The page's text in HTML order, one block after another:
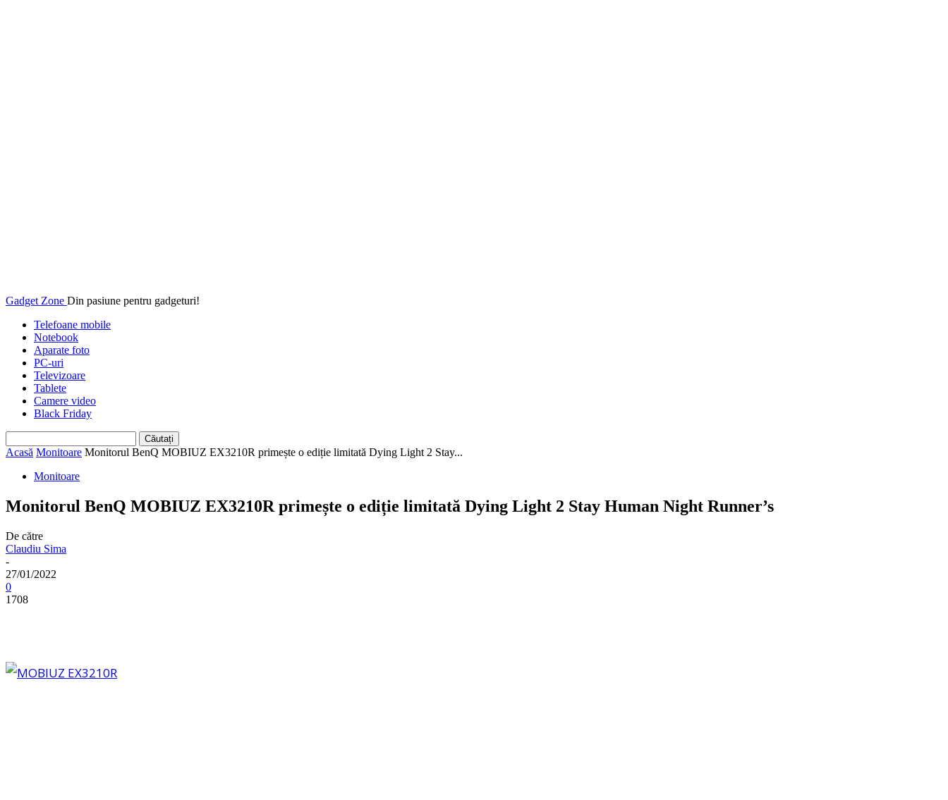
Gadget Zone Din pasiune pentru gadgeturi!
Telefoane mobile
Notebook
Aparate foto
PC-uri
Televizoare
Tablete
Camere video
Black Friday
Acasă Monitoare Monitorul BenQ MOBIUZ EX3210R primește o ediție limitată Dying Light 2 Stay...
Monitoare
Monitorul BenQ MOBIUZ EX3210R primește o ediție limitată Dying Light 2 Stay Human Night Runner’s
De către
Claudiu Sima
-
27/01/2022
0
1708